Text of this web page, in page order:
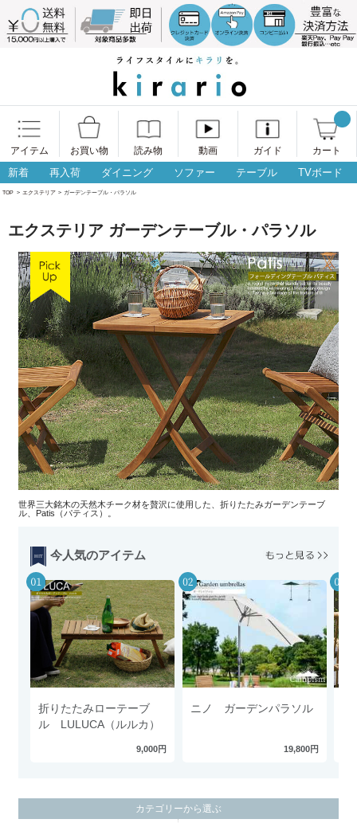
アイテム お買い物 読み物 動画 ガイド カート
新着 再入荷 ダイニング ソファー テーブル TVボード
TOP > エクステリア > ガーデンテーブル・パラソル
エクステリア ガーデンテーブル・パラソル
世界三大銘木の天然木チーク材を贅沢に使用した、折りたたみガーデンテーブ
ル、Patis（パティス）。
今人気のアイテム
折りたたみローテーブ
ル LULUCA（ルルカ）
9,000円
ニノ ガーデンパラソル
19,800円
カテゴリーから選ぶ